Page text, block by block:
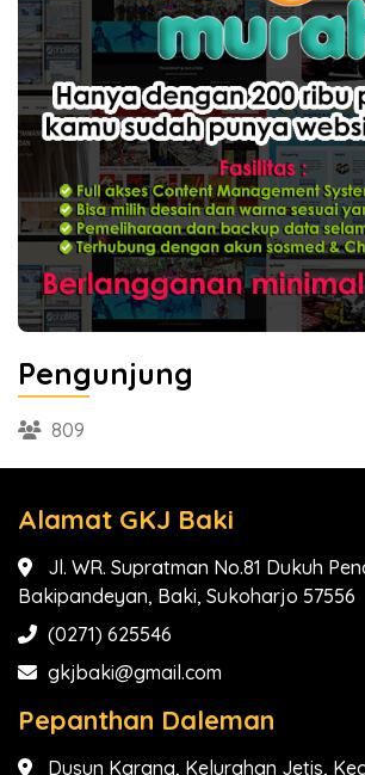
Pengunjung
809
Alamat GKJ Baki
Jl. WR. Supratman No.81 Dukuh
Bakipandeyan, Baki, Sukoharjo 57556
(0271) 625546
gkjbaki@gmail.com
Pepanthan Daleman
Dusun Karang, Kelurahan Jetis,